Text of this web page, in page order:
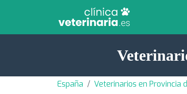
España Veterinarios en Provincia